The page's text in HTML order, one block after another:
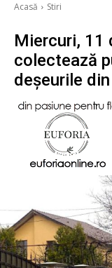
Acasă Stiri
Miercuri, 11
colectează
deșeurile